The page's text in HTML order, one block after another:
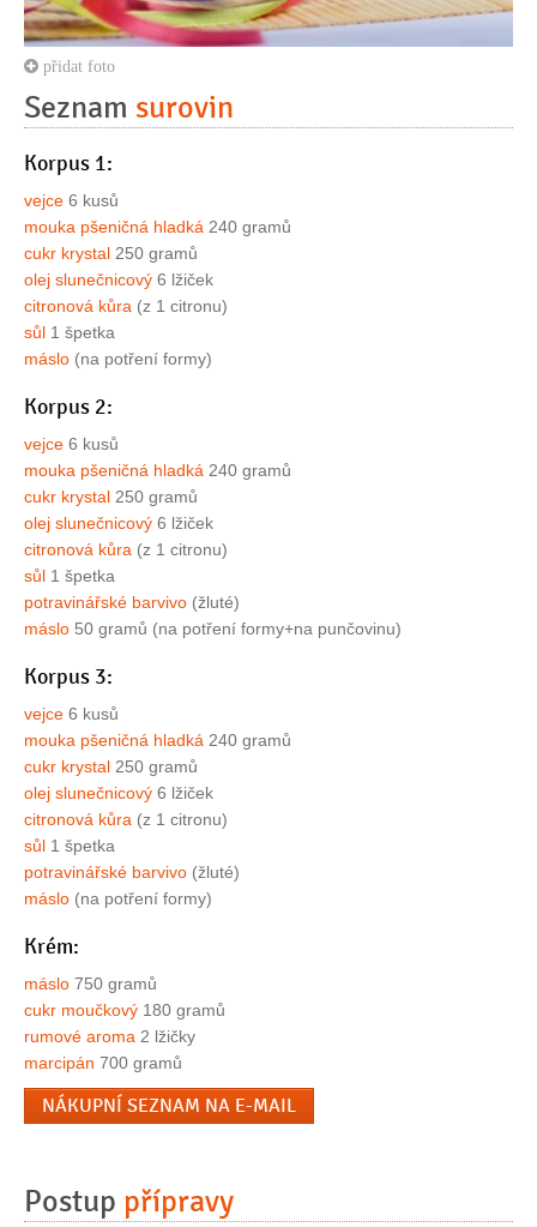
přidat foto
Seznam surovin
Korpus 1:
vejce 6 kusů
mouka pšeničná hladká 240 gramů
cukr krystal 250 gramů
olej slunečnicový 6 lžiček
citronová kůra (z 1 citronu)
sůl 1 špetka
máslo (na potření formy)
Korpus 2:
vejce 6 kusů
mouka pšeničná hladká 240 gramů
cukr krystal 250 gramů
olej slunečnicový 6 lžiček
citronová kůra (z 1 citronu)
sůl 1 špetka
potravinářské barvivo (žluté)
máslo 50 gramů (na potření formy+na punčovinu)
Korpus 3:
vejce 6 kusů
mouka pšeničná hladká 240 gramů
cukr krystal 250 gramů
olej slunečnicový 6 lžiček
citronová kůra (z 1 citronu)
sůl 1 špetka
potravinářské barvivo (žluté)
máslo (na potření formy)
Krém:
máslo 750 gramů
cukr moučkový 180 gramů
rumové aroma 2 lžičky
marcipán 700 gramů
NÁKUPNÍ SEZNAM NA E-MAIL
Postup přípravy